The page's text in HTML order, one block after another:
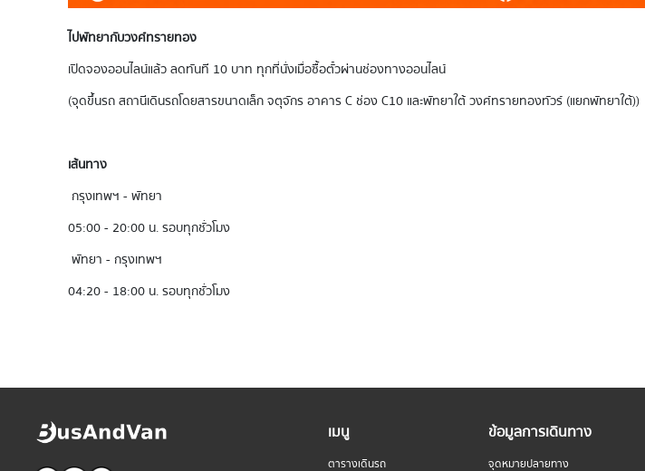
ไปพัทยากับวงศ์ทรายทอง
เปิดจองออนไลน์แล้ว ลดทันที 10 บาท ทุกที่นั่งเมื่อซื้อตั๋วผ่านช่องทางออนไลน์
(จุดขึ้นรถ สถานีเดินรถโดยสารขนาดเล็ก จตุจักร อาคาร C ช่อง C10 และ พัทยาใต้ วงศ์ทรายทองทัวร์ (แยกพัทยาใต้))
เส้นทาง
กรุงเทพฯ - พัทยา
05:00 - 20:00 น. รอบทุกชั่วโมง
พัทยา - กรุงเทพฯ
04:20 - 18:00 น. รอบทุกชั่วโมง
เมนู
ตารางเดินรถ
ข้อมูลการเดินทาง
จุดหมายปลายทาง